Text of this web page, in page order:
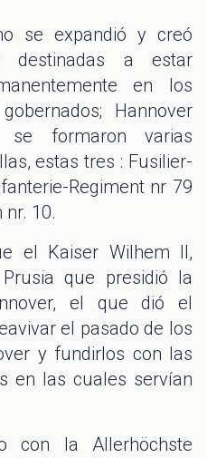
se expandió y creó
destinadas a estar
en los
Hannover
formaron varias
estas tres : Fusilier-
Regiment nr 79
10.
el Kaiser Wilhem II,
que presidió la
el que dió el
el pasado de los
y fundirlos con las
en las cuales servían
con la Allerhöchste